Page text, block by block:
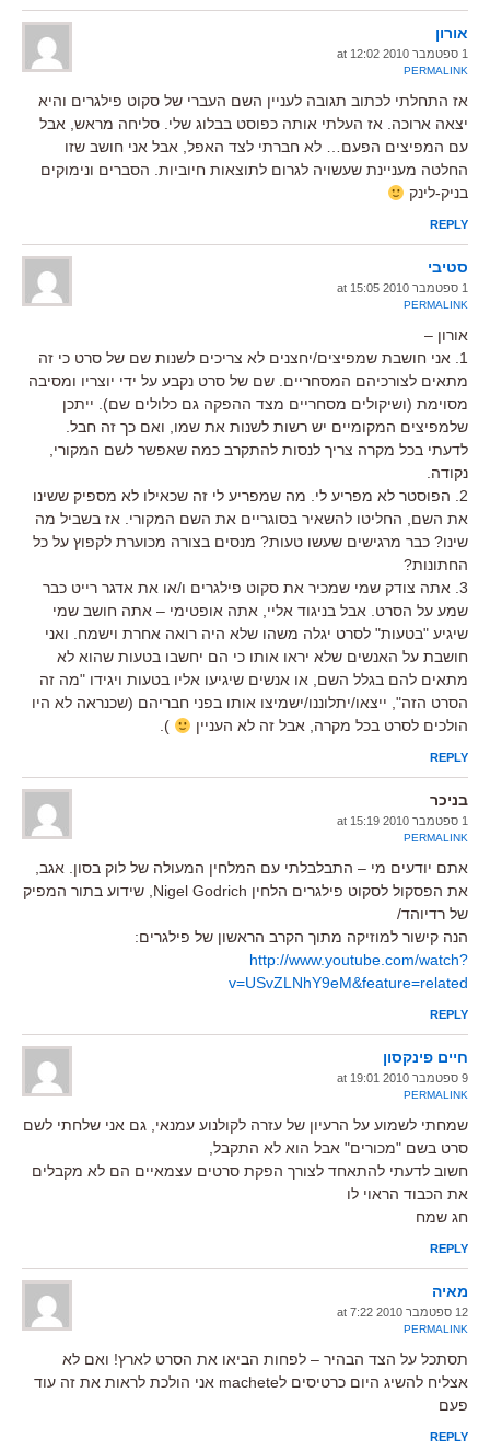
אורון
1 ספטמבר 2010 at 12:02
PERMALINK
אז התחלתי לכתוב תגובה לעניין השם העברי של סקוט פילגרים והיא
יצאה ארוכה. אז העלתי אותה כפוסט בבלוג שלי. סליחה מראש, אבל
עם המפיצים הפעם… לא חברתי לצד האפל, אבל אני חושב שזו
החלטה מעניינת שעשויה לגרום לתוצאות חיוביות. הסברים ונימוקים
בניק-לינק
REPLY
סטיבי
1 ספטמבר 2010 at 15:05
PERMALINK
אורון –
1. אני חושבת שמפיצים/יחצנים לא צריכים לשנות שם של סרט כי זה
מתאים לצורכיהם המסחריים. שם של סרט נקבע על ידי יוצריו ומסיבה
מסוימת (ושיקולים מסחריים מצד ההפקה גם כלולים שם). ייתכן
שלמפיצים המקומיים יש רשות לשנות את שמו, ואם כך זה חבל.
לדעתי בכל מקרה צריך לנסות להתקרב כמה שאפשר לשם המקורי,
נקודה.
2. הפוסטר לא מפריע לי. מה שמפריע לי זה שכאילו לא מספיק ששינו
את השם, החליטו להשאיר בסוגריים את השם המקורי. אז בשביל מה
שינו? כבר מרגישים שעשו טעות? מנסים בצורה מכוערת לקפוץ על כל
החתונות?
3. אתה צודק שמי שמכיר את סקוט פילגרים ו/או את אדגר רייט כבר
שמע על הסרט. אבל בניגוד אליי, אתה אופטימי – אתה חושב שמי
שיגיע "בטעות" לסרט יגלה משהו שלא היה רואה אחרת וישמח. ואני
חושבת על האנשים שלא יראו אותו כי הם יחשבו בטעות שהוא לא
מתאים להם בגלל השם, או אנשים שיגיעו אליו בטעות ויגידו "מה זה
הסרט הזה", ייצאו/יתלוננו/ישמיצו אותו בפני חבריהם (שכנראה לא היו
הולכים לסרט בכל מקרה, אבל זה לא העניין
).
REPLY
בניכר
1 ספטמבר 2010 at 15:19
PERMALINK
אתם יודעים מי – התבלבלתי עם המלחין המעולה של לוק בסון. אגב,
את הפסקול לסקוט פילגרים הלחין Nigel Godrich, שידוע בתור המפיק
של רדיוהד/
הנה קישור למוזיקה מתוך הקרב הראשון של פילגרים:
http://www.youtube.com/watch?
v=USvZLNhY9eM&feature=related
REPLY
חיים פינקסון
9 ספטמבר 2010 at 19:01
PERMALINK
שמחתי לשמוע על הרעיון של עזרה לקולנוע עמנאי, גם אני שלחתי לשם
סרט בשם "מכורים" אבל הוא לא התקבל,
חשוב לדעתי להתאחד לצורך הפקת סרטים עצמאיים הם לא מקבלים
את הכבוד הראוי לו
חג שמח
REPLY
מאיה
12 ספטמבר 2010 at 7:22
PERMALINK
תסתכל על הצד הבהיר – לפחות הביאו את הסרט לארץ! ואם לא
אצליח להשיג היום כרטיסים לmachete אני הולכת לראות את זה עוד
פעם
REPLY